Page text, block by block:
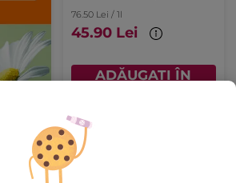
76.50 Lei / 1l
45.90 Lei
ADĂUGAȚI ÎN
-34%